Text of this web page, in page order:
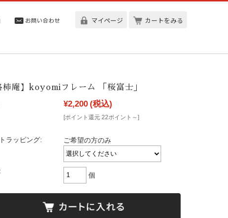
マイページ カートをみる
柿庵】koyomiフレーム 「桜富士」
¥2,200 (税込)
[ポイント還元 22ポイント～]
ラッピング: ご希望の方のみ
個